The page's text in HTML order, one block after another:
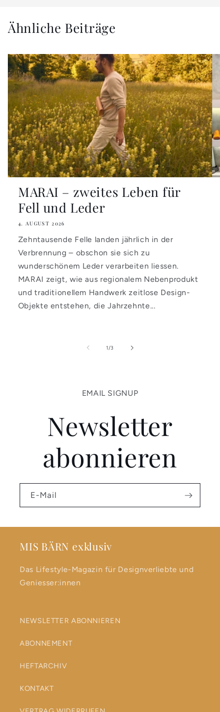
Ähnliche Beiträge
MARAI – zweites Leben für
Fell und Leder
4. AUGUST 2026
Zehntausende Felle landen jährlich in der
Verbrennung – obschon sie sich zu
wunderschönem Leder verarbeiten liessen.
MARAI zeigt, wie aus regionalem Nebenprodukt
und traditionellem Handwerk zeitlose Design-
Objekte entstehen, die Jahrzehnte...
1/von
3
EMAIL SIGNUP
Newsletter
abonnieren
E-Mail
MIS BÄRN exklusiv
Das Lifestyle-Magazin für Designverliebte und
Geniesser:innen
NEWSLETTER ABONNIEREN
ABONNEMENT
HEFTARCHIV
KONTAKT